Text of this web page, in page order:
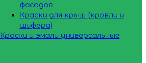
фасадов
Краски для крыш (кровли и
шифера)
Краски и эмали универсальные